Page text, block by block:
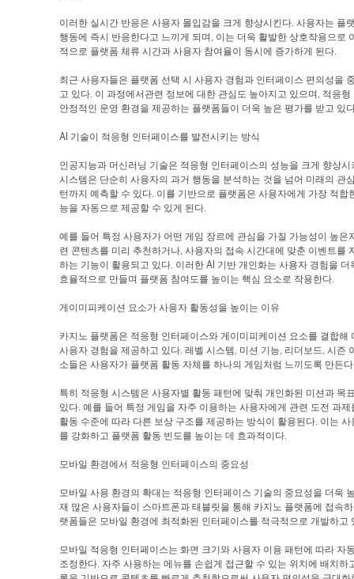
이러한 실시간 반응은 사용자 몰입감을 크게 향상시킨다. 사용자는 플
행동에 즉시 반응한다고 느끼게 되며, 이는 더욱 활발한 상호작용으로
적으로 플랫폼 체류 시간과 사용자 참여율이 동시에 증가하게 된다.
최근 사용자들은 플랫폼 선택 시 사용자 경험과 인터페이스 편의성을
고 있다. 이 과정에서관련 정보에 대한 관심도 높아지고 있으며, 적응형
안정적인 운영 환경을 제공하는 플랫폼들이 더욱 높은 평가를 받고 있
AI 기술이 적응형 인터페이스를 발전시키는 방식
인공지능과 머신러닝 기술은 적응형 인터페이스의 성능을 크게 향상시
시스템은 단순히 사용자의 과거 행동을 분석하는 것을 넘어 미래의 관
턴까지 예측할 수 있다. 이를 기반으로 플랫폼은 사용자에게 가장 적합
능을 자동으로 제공할 수 있게 된다.
예를 들어 특정 사용자가 어떤 게임 장르에 관심을 가질 가능성이 높은
련 콘텐츠를 미리 추천하거나, 사용자의 접속 시간대에 맞춘 이벤트를
하는 기능이 활용되고 있다. 이러한 AI 기반 개인화는 사용자 경험을 더
효율적으로 만들며 플랫폼 참여도를 높이는 핵심 요소로 작용한다.
게이미피케이션 요소가 사용자 활동성을 높이는 이유
카지노 플랫폼은 적응형 인터페이스와 게이미피케이션 요소를 결합해
사용자 경험을 제공하고 있다. 레벨 시스템, 미션 기능, 리더보드, 시즌
소들은 사용자가 플랫폼 활동 자체를 하나의 게임처럼 느끼도록 만든다
특히 적응형 시스템은 사용자별 활동 패턴에 맞춰 개인화된 미션과 목
있다. 예를 들어 특정 게임을 자주 이용하는 사용자에게 관련 도전 과제
활동 수준에 따라 다른 보상 구조를 제공하는 방식이 활용된다. 이는 사
를 강화하고 플랫폼 활동 빈도를 높이는 데 효과적이다.
모바일 환경에서 적응형 인터페이스의 중요성
모바일 사용 환경의 확대는 적응형 인터페이스 기술의 중요성을 더욱
재 많은 사용자들이 스마트폰과 태블릿을 통해 카지노 플랫폼에 접속
랫폼들은 모바일 환경에 최적화된 인터페이스를 적극적으로 개발하고
모바일 적응형 인터페이스는 화면 크기와 사용자 이용 패턴에 따라 자
조정한다. 자주 사용하는 메뉴를 손쉽게 접근할 수 있는 위치에 배치하